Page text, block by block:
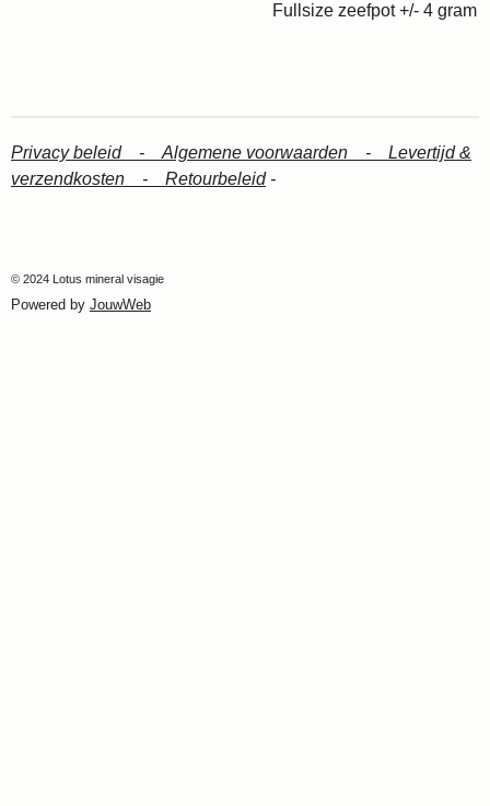
Fullsize zeefpot +/- 4 gram
Privacy beleid - Algemene voorwaarden - Levertijd &
verzendkosten - Retourbeleid-
© 2024 Lotus mineral visagie
Powered by JouwWeb